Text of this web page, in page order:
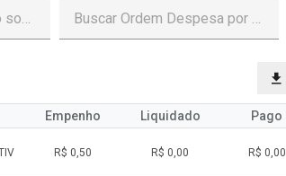
Empenho Liquidado Pago
R$ 0,50 R$ 0,00 R$ 0,00